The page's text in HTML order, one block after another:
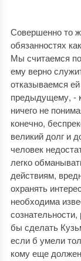
Совершенно то
обязанностях
Мы считаемся
ему верно
отказываемся
предыдущему, -
ничего не
конечно,
великий долг и
человек
легко
действиям,
охранять
необходима
бы сделать
если б умели
кому еще